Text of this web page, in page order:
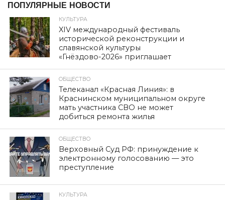
ПОПУЛЯРНЫЕ НОВОСТИ
КУЛЬТУРА
XIV международный фестиваль
исторической реконструкции и
славянской культуры
«Гнёздово-2026» приглашает
ОБЩЕСТВО
Телеканал «Красная Линия»: в
Краснинском муниципальном округе
мать участника СВО не может
добиться ремонта жилья
ОБЩЕСТВО
Верховный Суд РФ: принуждение к
электронному голосованию — это
преступление
КУЛЬТУРА